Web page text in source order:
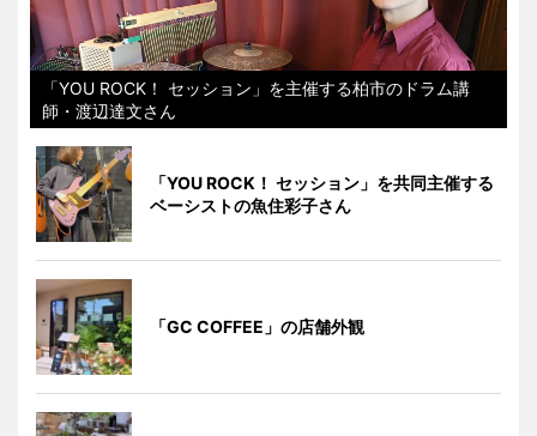
「YOU ROCK！ セッション」を主催する柏市のドラム講
師・渡辺達文さん
「YOU ROCK！ セッション」を共同主催する
ベーシストの魚住彩子さん
「GC COFFEE」の店舗外観